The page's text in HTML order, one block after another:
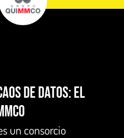
de datos: El
un consorcio